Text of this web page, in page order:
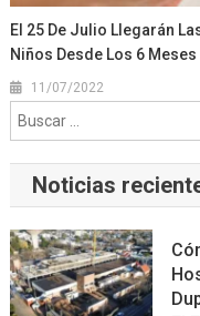
El 25 De Julio Llegarán
Niños Desde Los 6 Meses
11/07/2022
Noticias